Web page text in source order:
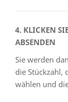
4. KLICKEN
ABSENDEN
Sie werden
die Stückzahl,
wählen und